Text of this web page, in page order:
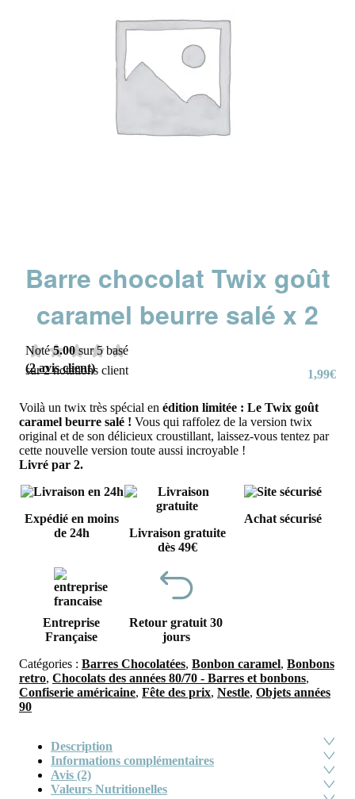
Barre chocolat Twix goût
caramel beurre salé x 2
Noté5.00 sur 5 basé
sur2notations client
(2avis client) 1,99€
Voilà un twix très spécial en édition limitée : Le Twix goût
caramel beurre salé ! Vous qui raffolez de la version twix
original et de son délicieux croustillant, laissez-vous tentez par
cette nouvelle version toute aussi incroyable !
Livré par 2.
Expédié en moins
de 24h
Livraison gratuite
dès 49€
Achat sécurisé
Entreprise
Française
Retour gratuit 30
jours
Catégories : Barres Chocolatées, Bonbon caramel, Bonbons
retro, Chocolats des années 80/70 - Barres et bonbons,
Confiserie américaine, Fête des prix, Nestle, Objets années
90
Description
Informations complémentaires
Avis (2)
Valeurs Nutritionelles